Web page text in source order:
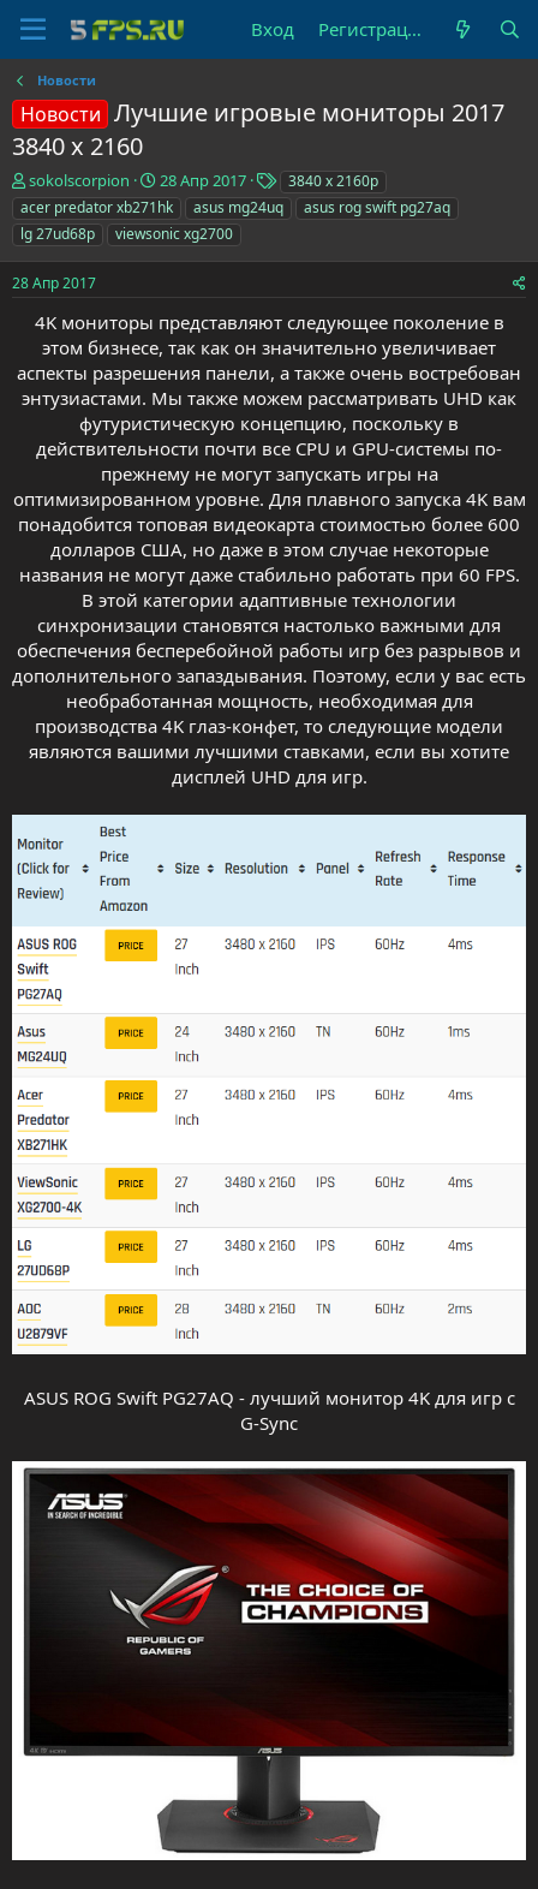
Вход Регистрация
Новости
Новости Лучшие игровые мониторы 2017
3840 x 2160
А
в
т
о
р
т
м
sokolscorpion
Д
а
т
а
н
а
л
а
28 Апр 2017
Т
е
г
3840 x 2160р
acer predator xb271hk
asus mg24uq
asus rog swift pg27aq
lg 27ud68p
viewsonic xg2700
28 Апр 2017
4K мониторы представляют следующее поколение в
этом бизнесе, так как он значительно увеличивает
аспекты разрешения панели, а также очень востребован
энтузиастами. Мы также можем рассматривать UHD как
футуристическую концепцию, поскольку в
действительности почти все CPU и GPU-системы по-
прежнему не могут запускать игры на
оптимизированном уровне. Для плавного запуска 4K вам
понадобится топовая видеокарта стоимостью более 600
долларов США, но даже в этом случае некоторые
названия не могут даже стабильно работать при 60 FPS.
В этой категории адаптивные технологии
синхронизации становятся настолько важными для
обеспечения бесперебойной работы игр без разрывов и
дополнительного запаздывания. Поэтому, если у вас есть
необработанная мощность, необходимая для
производства 4K глаз-конфет, то следующие модели
являются вашими лучшими ставками, если вы хотите
дисплей UHD для игр.
ASUS ROG Swift PG27AQ - лучший монитор 4K для игр с
G-Sync